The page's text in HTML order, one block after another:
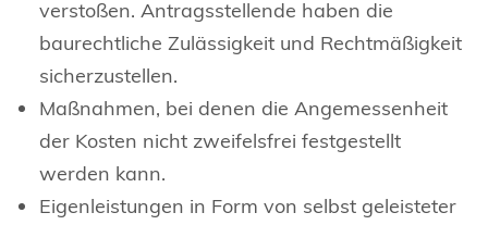
verstoßen. Antragsstellende haben die
baurechtliche Zulässigkeit und Rechtmäßigkeit
sicherzustellen.
Maßnahmen, bei denen die Angemessenheit
der Kosten nicht zweifelsfrei festgestellt
werden kann.
Eigenleistungen in Form von selbst geleisteter